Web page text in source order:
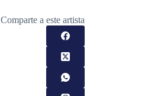
Comparte a este artista